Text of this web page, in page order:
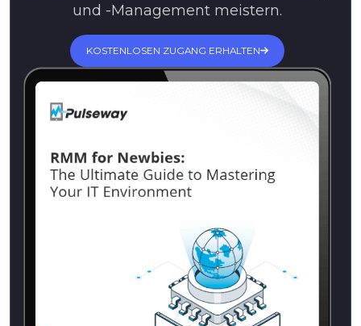
und -Management meistern.
KOSTENLOSEN ZUGANG ERHALTEN